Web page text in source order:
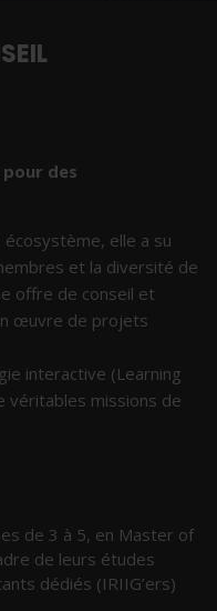
des
elle a su
et la diversité de
offre de conseil et
œuvre de projets
interactive (Learning
véritables missions de
de 3 à 5, en Master of
de leurs études
dédiés (IRIIG’ers)